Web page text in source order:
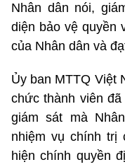
Nhân dân nói,
diện bảo vệ quyền
của Nhân dân và
Ủy ban MTTQ Việt
chức thành viên
giám sát mà
nhiệm vụ chính trị
hiện chính quyền